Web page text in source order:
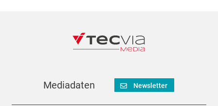
Mediadaten Newsletter